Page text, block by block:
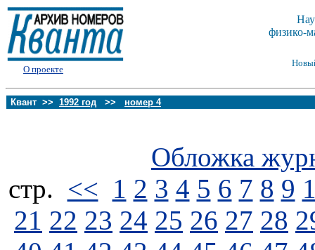
О проекте
физико-
Квант >> 1992 год >> номер 4
Обложка
стp. << 1 2 3 4 5 6 7 8 9
21 22 23 24 25 26 27 28